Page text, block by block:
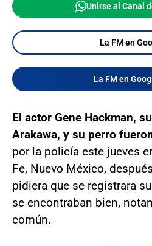
Unirse al Canal
La FM en
La FM en
El actor Gene Hackman,
Arakawa, y su perro
por la policía este jueves
Fe, Nuevo México,
pidiera que se registrara
se encontraban bien,
común.